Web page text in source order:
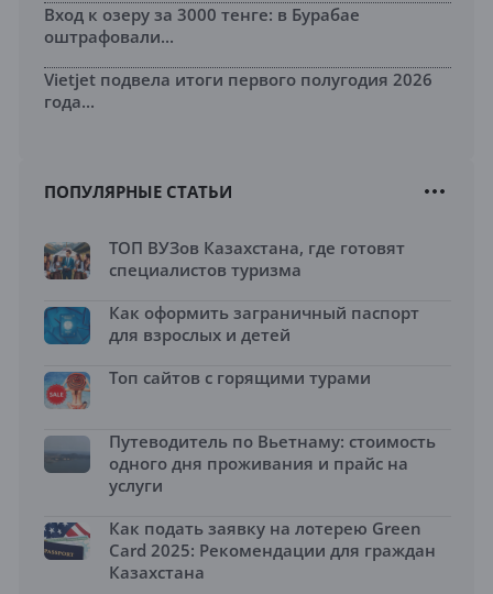
Вход к озеру за 3000 тенге: в Бурабае
оштрафовали...
Vietjet подвела итоги первого полугодия 2026
года...
ПОПУЛЯРНЫЕ СТАТЬИ
ТОП ВУЗов Казахстана, где готовят
специалистов туризма
Как оформить заграничный паспорт
для взрослых и детей
Топ сайтов с горящими турами
Путеводитель по Вьетнаму: стоимость
одного дня проживания и прайс на
услуги
Как подать заявку на лотерею Green
Card 2025: Рекомендации для граждан
Казахстана